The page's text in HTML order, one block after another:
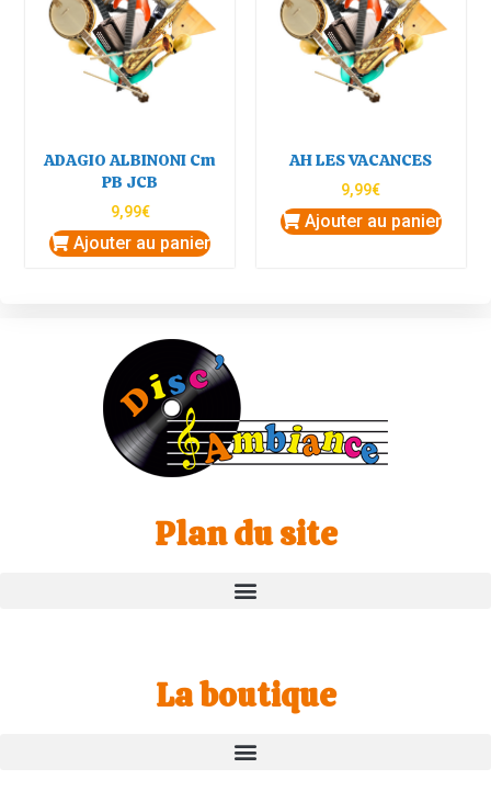
ADAGIO ALBINONI Cm
PB JCB
9,99€
Ajouter au panier
AH LES VACANCES
9,99€
Ajouter au panier
Plan du site
La boutique